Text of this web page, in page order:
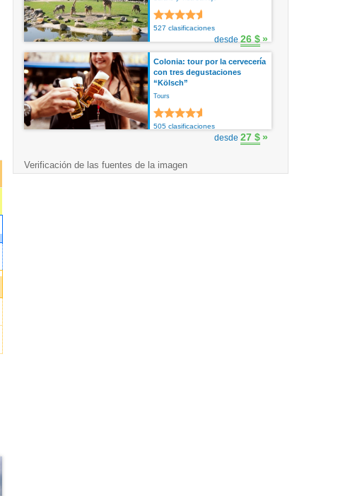
527 clasificaciones
desde26 $»
Colonia: tour por la cervecería
con tres degustaciones
“Kölsch”
Tours
505 clasificaciones
desde 27 $»
Verificación de las fuentes de la imagen